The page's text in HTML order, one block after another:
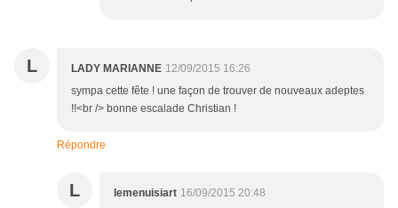
L LADY MARIANNE 12/09/2015 16:26
sympa cette fête ! une façon de trouver de nouveaux adeptes
!!<br /> bonne escalade Christian !
Répondre
L lemenuisiart 16/09/2015 20:48